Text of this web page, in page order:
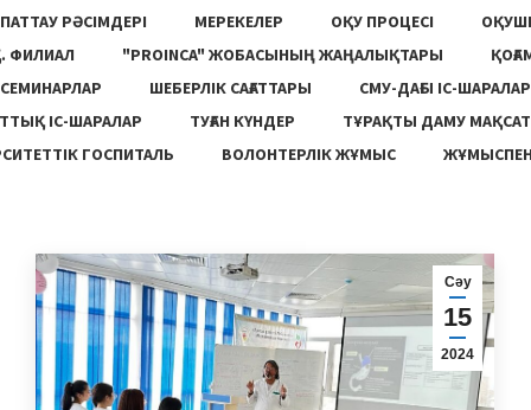
РӘСІМДЕРІ
МЕРЕКЕЛЕР ОҚУ ПРОЦЕСІ
ФИЛИАЛ
"PROINCA" ЖОБАСЫНЫҢ ЖАҢАЛЫҚТАРЫ
СЕМИНАРЛАР
ШЕБЕРЛІК САҒАТТАРЫ
СМУ-ДАҒЫ ІС-ШАРАЛАР
ІС-ШАРАЛАР
ТУҒАН КҮНДЕР
ТҰРАҚТЫ ДАМУ
ГОСПИТАЛЬ
ВОЛОНТЕРЛІК ЖҰМЫС
Сәу
15
2024